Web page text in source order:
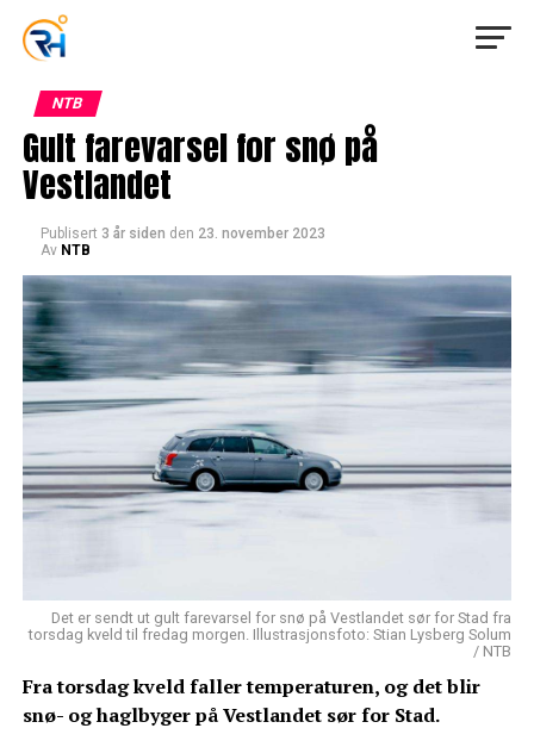
NTB
Gult farevarsel for snø på
Vestlandet
Publisert 3 år siden den 23. november 2023
Av NTB
Det er sendt ut gult farevarsel for snø på Vestlandet sør for Stad fra
torsdag kveld til fredag morgen. Illustrasjonsfoto: Stian Lysberg Solum
/ NTB
Fra torsdag kveld faller temperaturen, og det blir
snø- og haglbyger på Vestlandet sør for Stad.